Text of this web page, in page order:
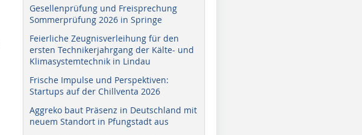
Gesellenprüfung und Freisprechung
Sommerprüfung 2026 in Springe
Feierliche Zeugnisverleihung für den
ersten Technikerjahrgang der Kälte- und
Klimasystemtechnik in Lindau
Frische Impulse und Perspektiven:
Startups auf der Chillventa 2026
Aggreko baut Präsenz in Deutschland mit
neuem Standort in Pfungstadt aus